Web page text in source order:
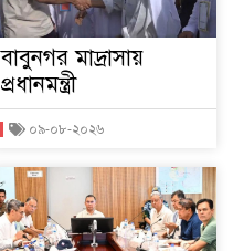
বাবুনগর মাদ্রাসায়
প্রধানমন্ত্রী
০৯-০৮-২০২৬